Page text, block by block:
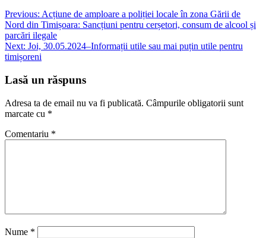
Navigare
în
articole
Previous: Acțiune de amploare a poliției locale în zona Gării de
Nord din Timișoara: Sancțiuni pentru cerșetori, consum de alcool și
parcări ilegale
Next: Joi, 30.05.2024–Informații utile sau mai puțin utile pentru
timișoreni
Lasă un răspuns
Adresa ta de email nu va fi publicată. Câmpurile obligatorii sunt
marcate cu *
Comentariu *
Nume *